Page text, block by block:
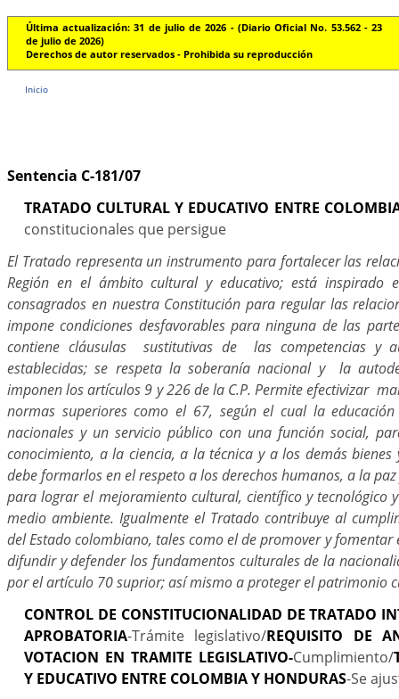
Última actualización: 31 de julio de 2026 - (Diario Oficial No. 53.562 - 23
de julio de 2026)
Derechos de autor reservados - Prohibida su reproducción
Inicio
Sentencia C-181/07
TRATADO CULTURAL Y EDUCATIVO ENTRE
constitucionales que persigue
El Tratado representa un instrumento para fortalecer las
Región en el ámbito cultural y educativo; está inspirado
consagrados en nuestra Constitución para regular las
impone condiciones desfavorables para ninguna de las
contiene cláusulas sustitutivas de las competencias y
establecidas; se respeta la soberanía nacional y la
imponen los artículos 9 y 226 de la C.P. Permite efectivizar
normas superiores como el 67, según el cual la
nacionales y un servicio público con una función social,
conocimiento, a la ciencia, a la técnica y a los demás
debe formarlos en el respeto a los derechos humanos, a la
para lograr el mejoramiento cultural, científico y tecnológico
medio ambiente. Igualmente el Tratado contribuye al
del Estado colombiano, tales como el de promover y fomentar
difundir y defender los fundamentos culturales de la
por el artículo 70 suprior; así mismo a proteger el patrimonio
CONTROL DE CONSTITUCIONALIDAD DE TRATADO
APROBATORIA-Trámite legislativo/REQUISITO DE
VOTACION EN TRAMITE LEGISLATIVO-Cumplimiento/
Y EDUCATIVO ENTRE COLOMBIA Y HONDURAS-Se